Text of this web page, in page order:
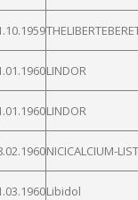
LINDOR
LINDOR
NICICALCIUM-
Libidol